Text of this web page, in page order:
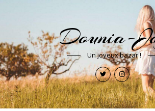
Dounia-
Un joyeux bazar !